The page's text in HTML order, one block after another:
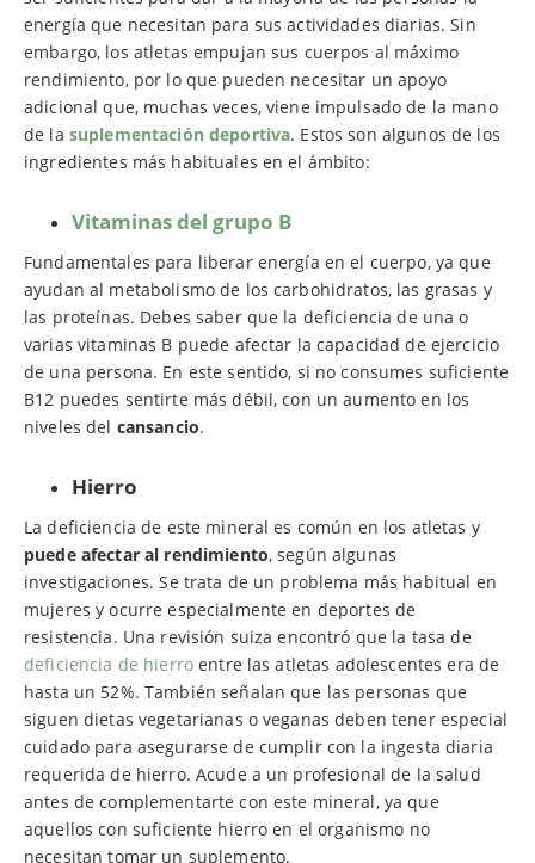
energía que necesitan para sus actividades diarias. Sin
embargo, los atletas empujan sus cuerpos al máximo
rendimiento, por lo que pueden necesitar un apoyo
adicional que, muchas veces, viene impulsado de la mano
de la suplementación deportiva. Estos son algunos de los
ingredientes más habituales en el ámbito:
Vitaminas del grupo B
Fundamentales para liberar energía en el cuerpo, ya que
ayudan al metabolismo de los carbohidratos, las grasas y
las proteínas. Debes saber que la deficiencia de una o
varias vitaminas B puede afectar la capacidad de ejercicio
de una persona. En este sentido, si no consumes suficiente
B12 puedes sentirte más débil, con un aumento en los
niveles del cansancio.
Hierro
La deficiencia de este mineral es común en los atletas y
puede afectar al rendimiento, según algunas
investigaciones. Se trata de un problema más habitual en
mujeres y ocurre especialmente en deportes de
resistencia. Una revisión suiza encontró que la tasa de
deficiencia de hierroentre las atletas adolescentes era de
hasta un 52%. También señalan que las personas que
siguen dietas vegetarianas o veganas deben tener especial
cuidado para asegurarse de cumplir con la ingesta diaria
requerida de hierro. Acude a un profesional de la salud
antes de complementarte con este mineral, ya que
aquellos con suficiente hierro en el organismo no
necesitan tomar un suplemento.